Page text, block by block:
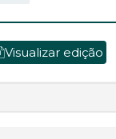
Visualizar edição